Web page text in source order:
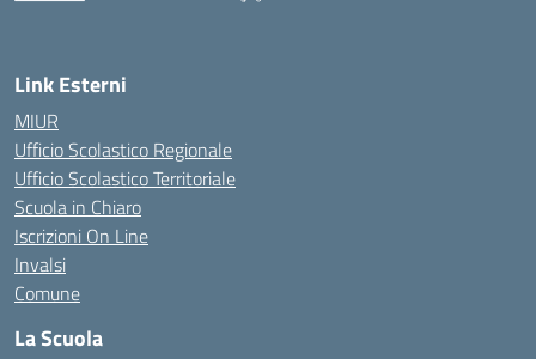
Link Esterni
MIUR
Ufficio Scolastico Regionale
Ufficio Scolastico Territoriale
Scuola in Chiaro
Iscrizioni On Line
Invalsi
Comune
La Scuola